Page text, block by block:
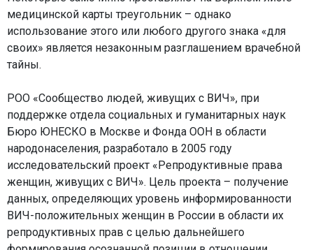
медицинской карты треугольник – однако
использование этого или любого другого знака «для
своих» является незаконным разглашением врачебной
тайны.
РОО «Сообщество людей, живущих с ВИЧ», при
поддержке отдела социальных и гуманитарных наук
Бюро ЮНЕСКО в Москве и Фонда ООН в области
народонаселения, разработало в 2005 году
исследовательский проект «Репродуктивные права
женщин, живущих с ВИЧ». Цель проекта – получение
данных, определяющих уровень информированности
ВИЧ-положительных женщин в России в области их
репродуктивных прав с целью дальнейшего